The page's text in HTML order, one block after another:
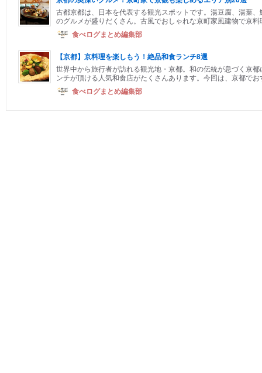
古都京都は、日本を代表する観光スポットです。湯豆腐、湯葉
のグルメが盛りだくさん。古風でおしゃれな京町家風建物で京
食べログまとめ編集部
【京都】京料理を楽しもう！絶品和食ランチ8選
世界中から旅行者が訪れる観光地・京都。和の伝統が息づく京
ンチが頂ける人気和食店がたくさんあります。今回は、京都で
食べログまとめ編集部